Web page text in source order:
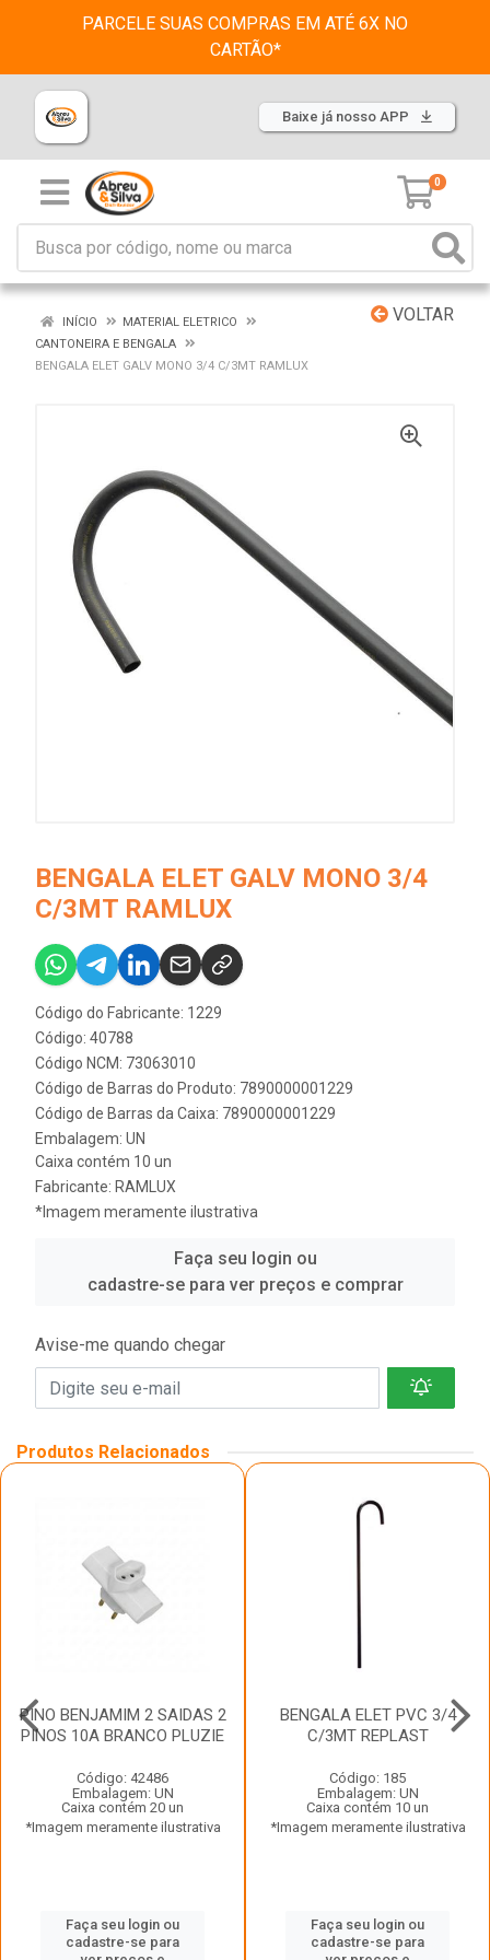
PARCELE SUAS COMPRAS EM ATÉ 6X NO
CARTÃO*
Baixe já nosso APP
0
VOLTAR
INÍCIO
MATERIAL ELETRICO
CANTONEIRA E BENGALA
BENGALA ELET GALV MONO 3/4 C/3MT RAMLUX
BENGALA ELET GALV MONO 3/4
C/3MT RAMLUX
Código do Fabricante: 1229
Código: 40788
Código NCM: 73063010
Código de Barras do Produto: 7890000001229
Código de Barras da Caixa: 7890000001229
Embalagem: UN
Caixa contém 10 un
Fabricante: RAMLUX
*Imagem meramente ilustrativa
Faça seu login ou
cadastre-se para ver preços e comprar
Avise-me quando chegar
Produtos Relacionados
PINO BENJAMIM 2 SAIDAS 2
PINOS 10A BRANCO PLUZIE
Código: 42486
Embalagem: UN
Caixa contém 20 un
*Imagem meramente ilustrativa
Faça seu login ou
cadastre-se para
BENGALA ELET PVC 3/4
C/3MT REPLAST
Código: 185
Embalagem: UN
Caixa contém 10 un
*Imagem meramente ilustrativa
Faça seu login ou
cadastre-se para